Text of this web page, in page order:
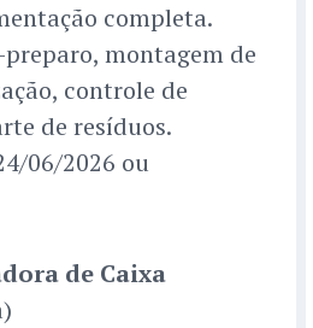
completa.
montagem de
controle de
de resíduos.
06/2026 ou
de Caixa